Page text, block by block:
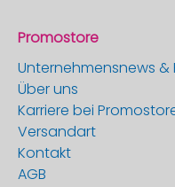
Promostore
Unternehmensnews &
Über uns
Karriere bei
Versandart
Kontakt
AGB